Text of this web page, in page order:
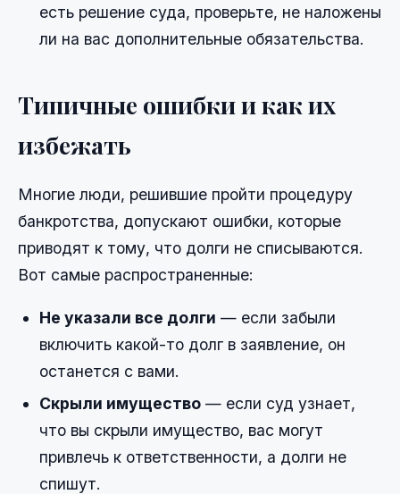
есть решение суда, проверьте, не наложены
ли на вас дополнительные обязательства.
Типичные ошибки и как их
избежать
Многие люди, решившие пройти процедуру
банкротства, допускают ошибки, которые
приводят к тому, что долги не списываются.
Вот самые распространенные:
Не указали все долги — если забыли
включить какой-то долг в заявление, он
останется с вами.
Скрыли имущество — если суд узнает,
что вы скрыли имущество, вас могут
привлечь к ответственности, а долги не
спишут.